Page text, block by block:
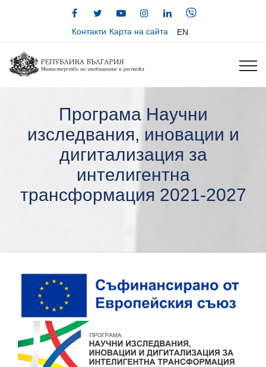
Контакти Карта на сайта EN
Програма Научни
изследвания, иновации и
дигитализация за
интелигентна
трансформация 2021-2027